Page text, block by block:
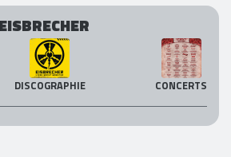
EISBRECHER
DISCOGRAPHIE CONCERTS